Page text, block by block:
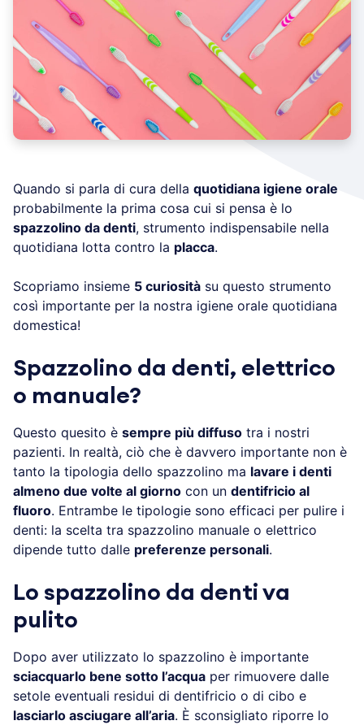
Quando si parla di cura della quotidiana igiene orale
probabilmente la prima cosa cui si pensa è lo
spazzolino da denti, strumento indispensabile nella
quotidiana lotta contro la placca.
Scopriamo insieme 5 curiosità su questo strumento
così importante per la nostra igiene orale quotidiana
domestica!
Spazzolino da denti, elettrico
o manuale?
Questo quesito è sempre più diffuso tra i nostri
pazienti. In realtà, ciò che è davvero importante non è
tanto la tipologia dello spazzolino ma lavare i denti
almeno due volte al giorno con un dentifricio al
fluoro. Entrambe le tipologie sono efficaci per pulire i
denti: la scelta tra spazzolino manuale o elettrico
dipende tutto dalle preferenze personali.
Lo spazzolino da denti va
pulito
Dopo aver utilizzato lo spazzolino è importante
sciacquarlo bene sotto l’acqua per rimuovere dalle
setole eventuali residui di dentifricio o di cibo e
lasciarlo asciugare all’aria. È sconsigliato riporre lo